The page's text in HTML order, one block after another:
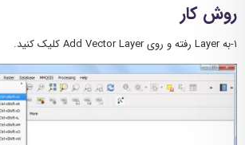
روش کار
۱-به Layer رفته و روی Add Vector Layer کلیک کنید.